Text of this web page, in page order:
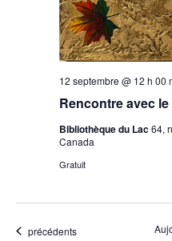
Rencontre avec
12 septembre @ 12 h 00
Bibliothèque du Lac64,
Canada
Gratuit
Évènements
précédents